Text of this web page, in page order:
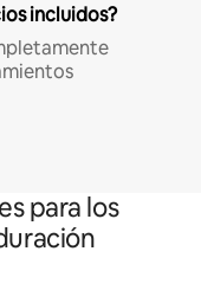
incluidos?
para los